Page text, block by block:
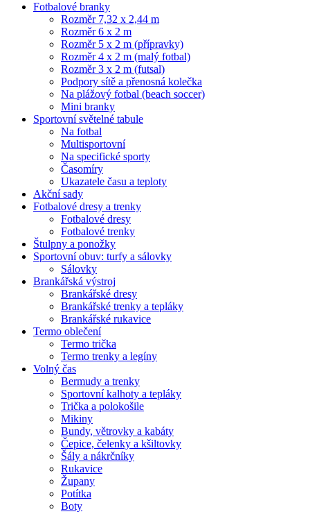
Fotbalové branky
Rozměr 7,32 x 2,44 m
Rozměr 6 x 2 m
Rozměr 5 x 2 m (přípravky)
Rozměr 4 x 2 m (malý fotbal)
Rozměr 3 x 2 m (futsal)
Podpory sítě a přenosná kolečka
Na plážový fotbal (beach soccer)
Mini branky
Sportovní světelné tabule
Na fotbal
Multisportovní
Na specifické sporty
Časomíry
Ukazatele času a teploty
Akční sady
Fotbalové dresy a trenky
Fotbalové dresy
Fotbalové trenky
Štulpny a ponožky
Sportovní obuv: turfy a sálovky
Sálovky
Brankářská výstroj
Brankářské dresy
Brankářské trenky a tepláky
Brankářské rukavice
Termo oblečení
Termo trička
Termo trenky a legíny
Volný čas
Bermudy a trenky
Sportovní kalhoty a tepláky
Trička a polokošile
Mikiny
Bundy, větrovky a kabáty
Čepice, čelenky a kšiltovky
Šály a nákrčníky
Rukavice
Župany
Potítka
Boty